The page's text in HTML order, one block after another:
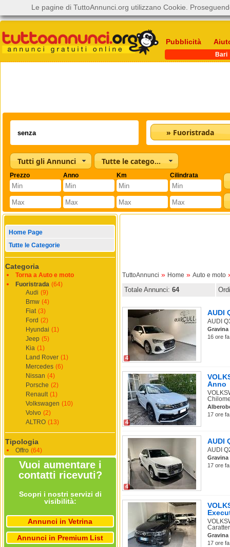
Pubblicità
Bari
» Fuoristrada
Tutti gli Annunci Tutte le categorie
Prezzo Anno Km Cilindrata
Home Page
Tutte le Categorie
Categoria
Torna a Auto e moto
Fuoristrada (64)
Audi (9)
Bmw (4)
Fiat (3)
Ford (2)
Hyundai (1)
Jeep (5)
Kia (1)
Land Rover (1)
Mercedes (6)
Nissan (4)
Porsche (2)
Renault (1)
Volkswagen (10)
Volvo (2)
ALTRO (13)
Tipologia
Offro (64)
Vuoi aumentare i
contatti ricevuti?
Scopri i nostri servizi di
visibilità:
Annunci in Vetrina
Annunci in Premium List
TuttoAnnunci » Home » Auto e moto
Totale Annunci: 64
4
AUDI
AUDI
Gravina
16 ore
4
Anno
17 ore
4
AUDI
AUDI
Gravina
17 ore
Gravina
17 ore
Le pagine di TuttoAnnunci.org utilizzano Cookie.